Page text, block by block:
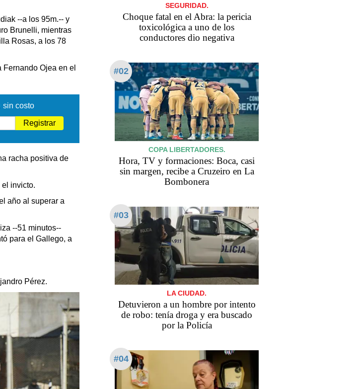
--a los 95m.-- y
Brunelli, mientras
Rosas, a los 78
Ojea en el
sin costo
Registrar
racha positiva de
invicto.
año al superar a
--51 minutos--
para el Gallego, a
Pérez.
SEGURIDAD.
Choque fatal en el Abra: la pericia
toxicológica a uno de los
conductores dio negativa
#02
COPA LIBERTADORES.
Hora, TV y formaciones: Boca, casi
sin margen, recibe a Cruzeiro en La
Bombonera
#03
LA CIUDAD.
Detuvieron a un hombre por intento
de robo: tenía droga y era buscado
por la Policía
#04